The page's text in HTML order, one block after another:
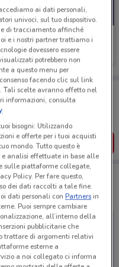
con te!
dei negozi vicino a te,
del risparmio, comodamente
L’APP
ai dati personali,
univoci, sul tuo dispositivo.
di tracciamento affinché
e i nostri partner trattiamo i
dovessero essere
potrebbero non
a questo menu per
facendo clic sul link
scelte avranno effetto nel
informazioni, consulta
bisogni: Utilizzando
e offerte per i tuoi acquisti
mondo. Tutto questo è
analisi effettuate in base alle
sulle piattaforme collegate,
Policy. Per fare questo,
dei dati raccolti a tale fine.
dati personali conPartnersin
Puoi sempre cambiare
all’interno della
pubblicitarie che
trattare di argomenti relativi
esterne a
a noi collegato ci informa